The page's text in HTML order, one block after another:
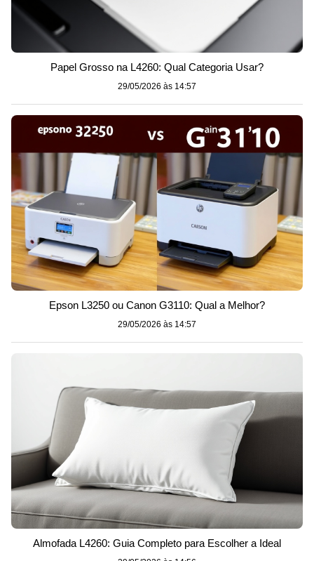
Papel Grosso na L4260: Qual Categoria Usar?
29/05/2026 às 14:57
Epson L3250 ou Canon G3110: Qual a Melhor?
29/05/2026 às 14:57
Almofada L4260: Guia Completo para Escolher a Ideal